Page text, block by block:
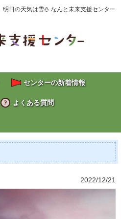
明日の天気は雪⛄ なんと未来支援センター
センターの新着情報
よくある質問
2022/12/21